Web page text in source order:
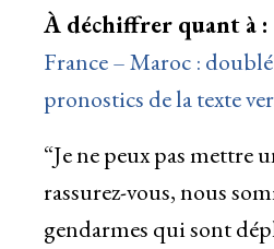
À déchiffrer quant à :
France – Maroc :
pronostics de la texte
“Je ne peux pas mettre
rassurez-vous, nous
gendarmes qui sont